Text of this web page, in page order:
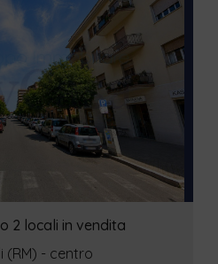
2 locali in vendita
(RM) - centro